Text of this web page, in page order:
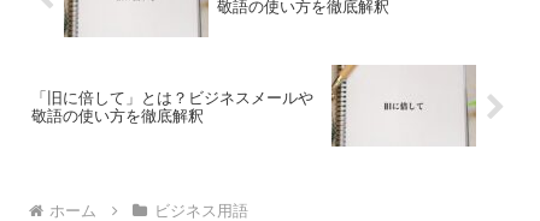
敬語の使い方を徹底解釈
「旧に倍して」とは？ビジネスメールや
敬語の使い方を徹底解釈
ホーム ビジネス用語